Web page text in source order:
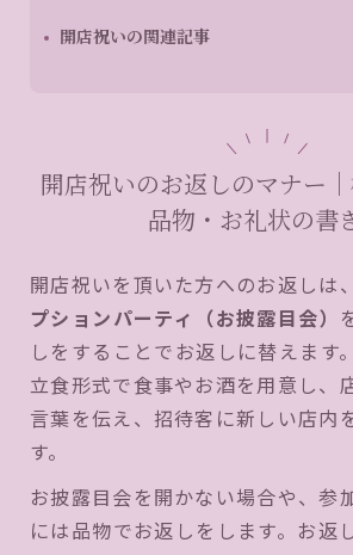
開店祝いの関連記事
開店祝いのお返しのマナー
品物・お礼状の書
開店祝いを頂いた方へのお返しは
プションパーティ（お披露目会）
しをすることでお返しに替えます
立食形式で食事やお酒を用意し、
言葉を伝え、招待客に新しい店内
す。
お披露目会を開かない場合や、参
には品物でお返しをします。お返